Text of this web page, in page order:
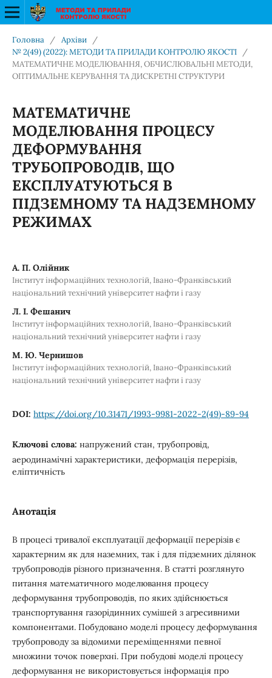
Головна / Архіви
/
№ 2(49) (2022): МЕТОДИ ТА ПРИЛАДИ КОНТРОЛЮ ЯКОСТІ
/
МАТЕМАТИЧНЕ МОДЕЛЮВАННЯ, ОБЧИСЛЮВАЛЬНІ МЕТОДИ,
ОПТИМАЛЬНЕ КЕРУВАННЯ ТА ДИСКРЕТНІ СТРУКТУРИ
МАТЕМАТИЧНЕ
МОДЕЛЮВАННЯ ПРОЦЕСУ
ДЕФОРМУВАННЯ
ТРУБОПРОВОДІВ, ЩО
ЕКСПЛУАТУЮТЬСЯ В
ПІДЗЕМНОМУ ТА НАДЗЕМНОМУ
РЕЖИМАХ
А. П. Олійник
Інститут інформаційних технологій, Івано-Франківський
національний технічний університет нафти і газу
Л. І. Фешанич
Інститут інформаційних технологій, Івано-Франківський
національний технічний університет нафти і газу
М. Ю. Чернишов
Інститут інформаційних технологій, Івано-Франківський
національний технічний університет нафти і газу
DOI: https://doi.org/10.31471/1993-9981-2022-2(49)-89-94
Ключові слова: напружений стан, трубопровід,
аеродинамічні характеристики, деформація перерізів,
еліптичність
Анотація
В процесі тривалої експлуатації деформації перерізів є
характерним як для наземних, так і для підземних ділянок
трубопроводів різного призначення. В статті розглянуто
питання математичного моделювання процесу
деформування трубопроводів, по яких здійснюється
транспортування газорідинних сумішей з агресивними
компонентами. Побудовано моделі процесу деформування
трубопроводу за відомими переміщеннями певної
множини точок поверхні. При побудові моделі процесу
деформування не використовується інформація про